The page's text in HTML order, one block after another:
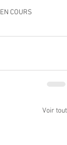
COURS
Voir tout